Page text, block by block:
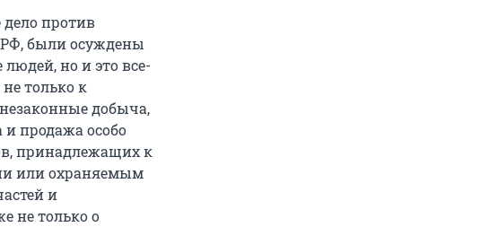
дело против
РФ, были осуждены
но и это все-
только к
добыча,
и продажа особо
принадлежащих к
или охраняемым
и
не только о